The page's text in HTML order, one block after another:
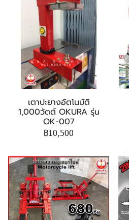
เตาปะยางอัตโนมัติ
1,000วัตต์ OKURA รุ่น
OK-007
฿10,500